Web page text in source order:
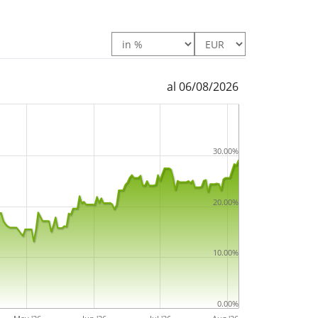
al 06/08/2026
0.00%
10.00%
20.00%
30.00%